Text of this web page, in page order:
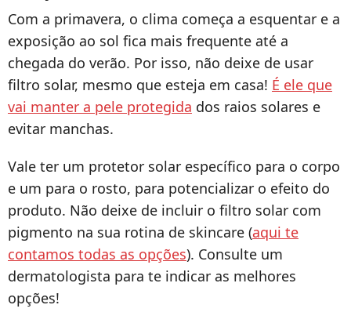
Com a primavera, o clima começa a esquentar e a
exposição ao sol fica mais frequente até a
chegada do verão. Por isso, não deixe de usar
filtro solar, mesmo que esteja em casa! É ele que
vai manter a pele protegida dos raios solares e
evitar manchas.
Vale ter um protetor solar específico para o corpo
e um para o rosto, para potencializar o efeito do
produto. Não deixe de incluir o filtro solar com
pigmento na sua rotina de skincare (aqui te
contamos todas as opções). Consulte um
dermatologista para te indicar as melhores
opções!